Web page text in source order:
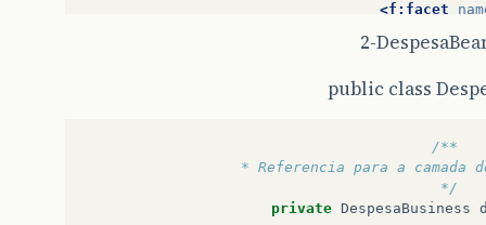
<f:facet
</
</
<h:commandLink
action=
</
2-
public class
/**
* Referencia para a camada
*/
private DespesaBusiness